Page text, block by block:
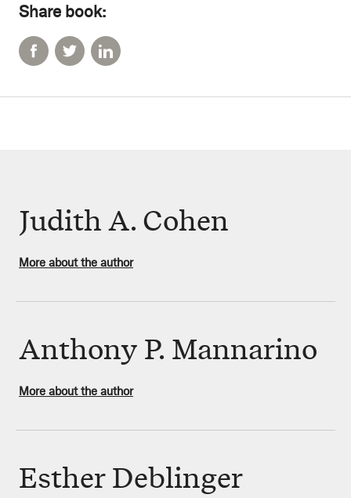
Share book:
Judith A. Cohen
More about the author
Anthony P. Mannarino
More about the author
Esther Deblinger